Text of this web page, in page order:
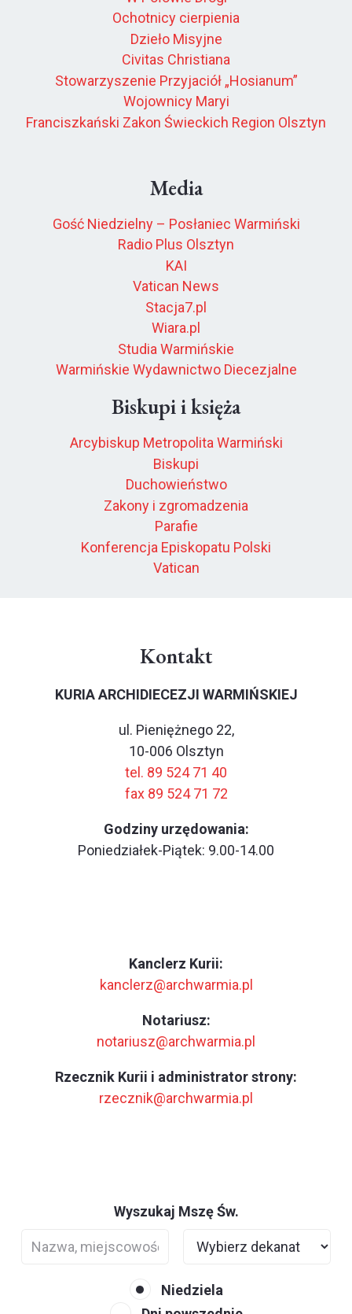
Ochotnicy cierpienia
Dzieło Misyjne
Civitas Christiana
Stowarzyszenie Przyjaciół „Hosianum”
Wojownicy Maryi
Franciszkański Zakon Świeckich Region Olsztyn
Media
Gość Niedzielny – Posłaniec Warmiński
Radio Plus Olsztyn
KAI
Vatican News
Stacja7.pl
Wiara.pl
Studia Warmińskie
Warmińskie Wydawnictwo Diecezjalne
Biskupi i księża
Arcybiskup Metropolita Warmiński
Biskupi
Duchowieństwo
Zakony i zgromadzenia
Parafie
Konferencja Episkopatu Polski
Vatican
Kontakt
KURIA ARCHIDIECEZJI WARMIŃSKIEJ
ul. Pieniężnego 22,
10-006 Olsztyn
tel. 89 524 71 40
fax 89 524 71 72
Godziny urzędowania:
Poniedziałek-Piątek: 9.00-14.00
Kanclerz Kurii:
kanclerz@archwarmia.pl
Notariusz:
notariusz@archwarmia.pl
Rzecznik Kurii i administrator strony:
rzecznik@archwarmia.pl
Wyszukaj Mszę Św.
Niedziela